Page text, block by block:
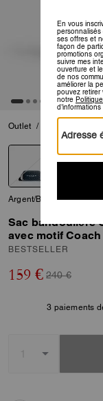
Outlet /
Argent/Bleu Encre
Sac bandoulière
avec motif Coach
BESTSELLER
159 € 240 €
3 paiements